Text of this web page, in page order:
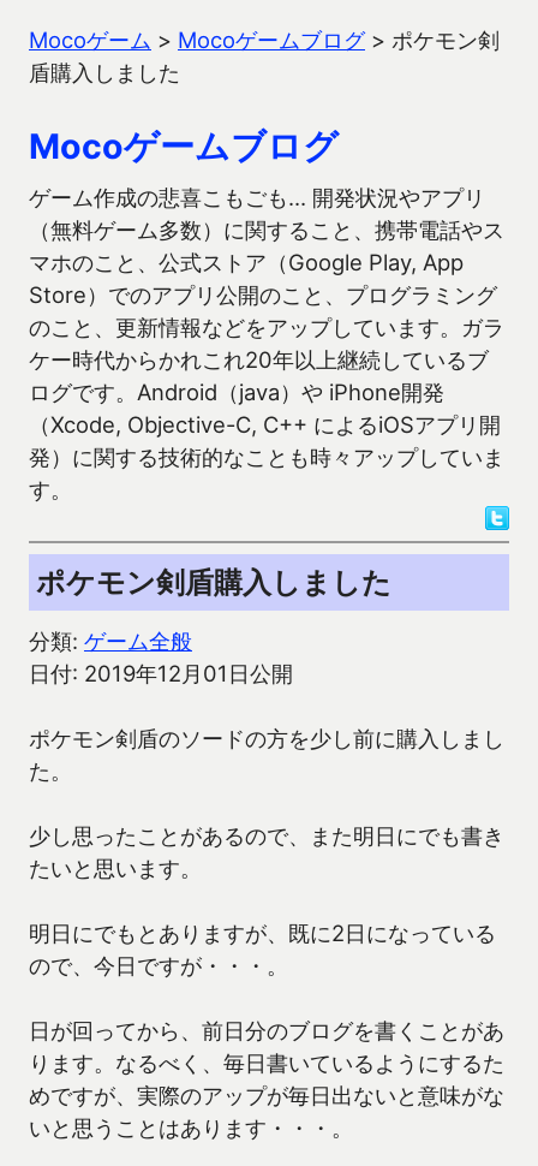
Mocoゲーム > Mocoゲームブログ> ポケモン剣
盾購入しました
Mocoゲームブログ
ゲーム作成の悲喜こもごも… 開発状況やアプリ
（無料ゲーム多数）に関すること、携帯電話やス
マホのこと、公式ストア（Google Play, App
Store）でのアプリ公開のこと、プログラミング
のこと、更新情報などをアップしています。ガラ
ケー時代からかれこれ20年以上継続しているブ
ログです。Android（java）や iPhone開発
（Xcode, Objective-C, C++ によるiOSアプリ開
発）に関する技術的なことも時々アップしていま
す。
ポケモン剣盾購入しました
分類: ゲーム全般
日付: 2019年12月01日公開
ポケモン剣盾のソードの方を少し前に購入しまし
た。
少し思ったことがあるので、また明日にでも書き
たいと思います。
明日にでもとありますが、既に2日になっている
ので、今日ですが・・・。
日が回ってから、前日分のブログを書くことがあ
ります。なるべく、毎日書いているようにするた
めですが、実際のアップが毎日出ないと意味がな
いと思うことはあります・・・。